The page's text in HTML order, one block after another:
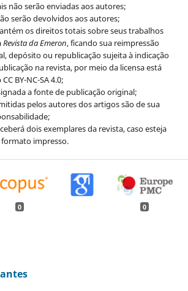
não serão enviadas aos autores;
serão devolvidos aos autores;
os direitos totais sobre seus trabalhos
Revista da Emeron, ficando sua reimpressão
depósito ou republicação sujeita à indicação
na revista, por meio da licensa está
BY-NC-SA 4.0;
a fonte de publicação original;
pelos autores dos artigos são de sua
dois exemplares da revista, caso esteja
impresso.
0 0